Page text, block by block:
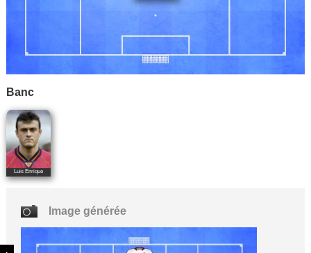
Banc
Luis Enrique
Image générée